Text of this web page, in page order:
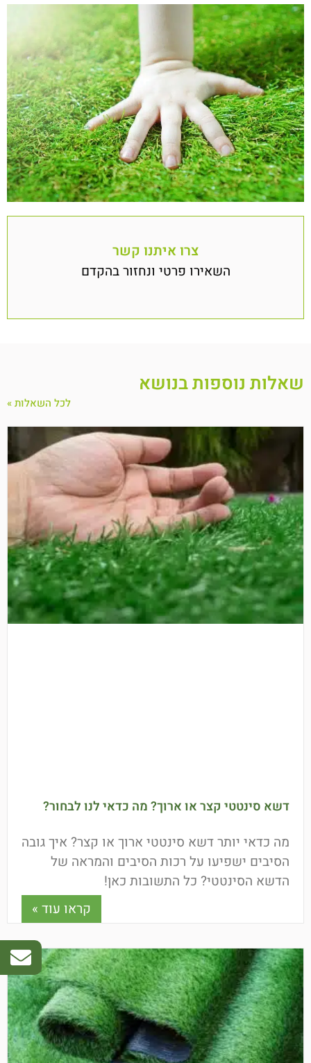
צרו איתנו קשר
השאירו פרטי ונחזור בהקדם
שאלות נוספות בנושא
לכל השאלות »
דשא סינטטי קצר או ארוך? מה כדאי לנו לבחור?
מה כדאי יותר דשא סינטטי ארוך או קצר? איך גובה
הסיבים ישפיעו על רכות הסיבים והמראה של
הדשא הסינטטי? כל התשובות כאן!
קראו עוד »